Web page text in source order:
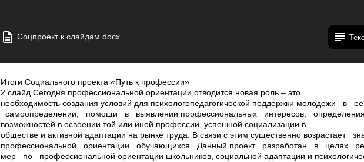
Соцпроект к слайдам.docx
Итоги Социального проекта «Путь к профессии»
2 слайд Сегодня профессиональной ориентации отводится новая роль – это
необходимость создания условий для психолого­педагогической поддержки молодежи в
самоопределении, помощи в выявлении профессиональных интересов,
возможностей в освоении той или иной профессии, успешной социализации в
обществе и активной адаптации на рынке труда. В связи с этим существенно возрастает
профессиональной ориентации обучающихся. Данный проект разработан в целях
мер по профессиональной ориентации школьников, социальной адаптации и